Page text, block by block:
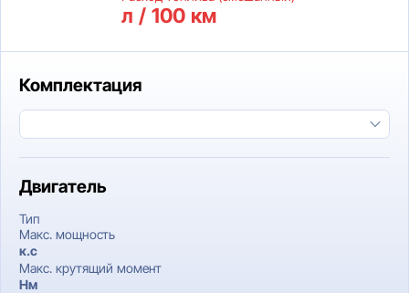
л / 100 км
Комплектация
Двигатель
Тип
Макс. мощность
к.c
Макс. крутящий момент
Нм